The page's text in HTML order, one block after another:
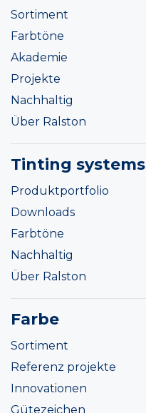
Sortiment
Farbtöne
Akademie
Projekte
Nachhaltig
Über Ralston
Tinting systems
Produktportfolio
Downloads
Farbtöne
Nachhaltig
Über Ralston
Farbe
Sortiment
Referenz projekte
Innovationen
Gütezeichen